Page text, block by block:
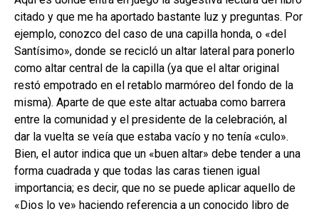
citado y que me ha aportado bastante luz y preguntas. Por
ejemplo, conozco del caso de una capilla honda, o «del
Santísimo», donde se recicló un altar lateral para ponerlo
como altar central de la capilla (ya que el altar original
restó empotrado en el retablo marmóreo del fondo de la
misma). Aparte de que este altar actuaba como barrera
entre la comunidad y el presidente de la celebración, al
dar la vuelta se veía que estaba vacío y no tenía «culo».
Bien, el autor indica que un «buen altar» debe tender a una
forma cuadrada y que todas las caras tienen igual
importancia; es decir, que no se puede aplicar aquello de
«Dios lo ve» haciendo referencia a un conocido libro de